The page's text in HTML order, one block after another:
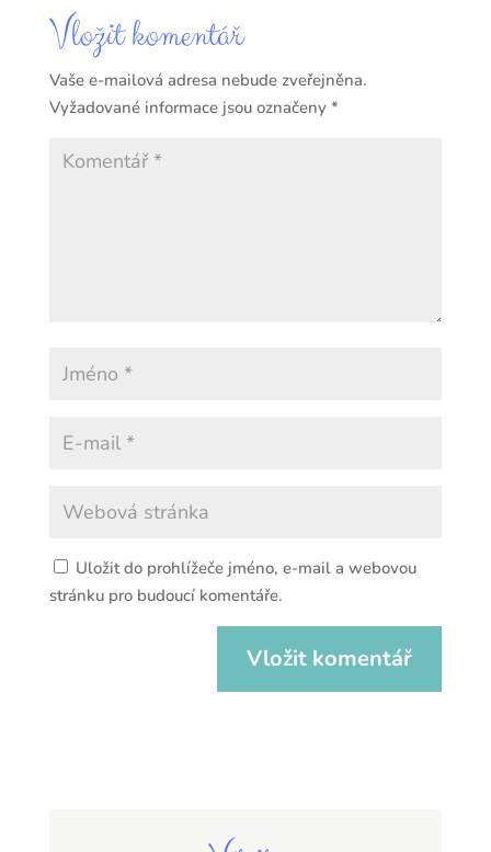
Vložit komentář
Vaše e-mailová adresa nebude zveřejněna.
Vyžadované informace jsou označeny *
Uložit do prohlížeče jméno, e-mail a webovou
stránku pro budoucí komentáře.